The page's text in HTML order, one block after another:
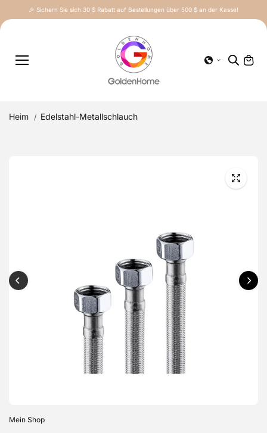
Inhalt
🎉 Sichern Sie sich 30 $ Rabatt auf Bestellungen über 500 $ an der Kasse!
Heim Edelstahl-Metallschlauch
Mein Shop